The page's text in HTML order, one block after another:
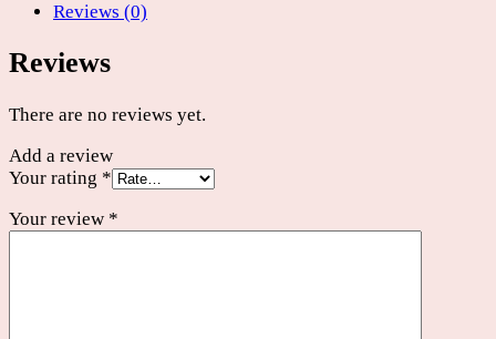
D140ммReviews (0)
Reviews
There are no reviews yet.
Add a review
Your rating *
Your review *